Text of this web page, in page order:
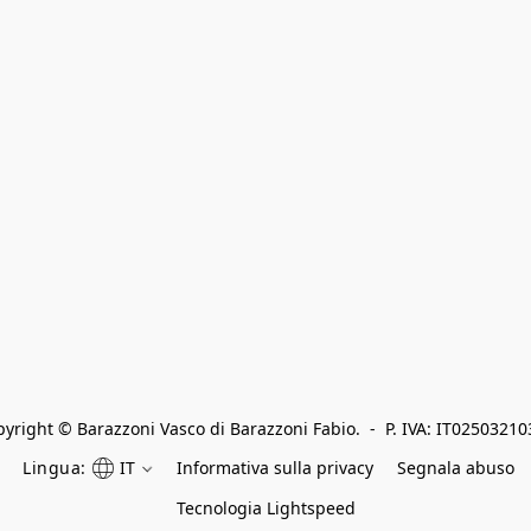
© Barazzoni Vasco di Barazzoni Fabio.  -  P. IVA:
Lingua:
IT Informativa sulla privacy
Segnala abuso
Tecnologia Lightspeed